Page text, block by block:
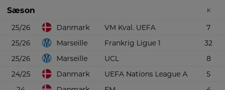
Sæson K
25/26 Danmark VM Kval. UEFA 7
25/26
Marseille Frankrig Ligue 1 32
25/26
Marseille UCL 8
24/25
Danmark UEFA Nations League A 5